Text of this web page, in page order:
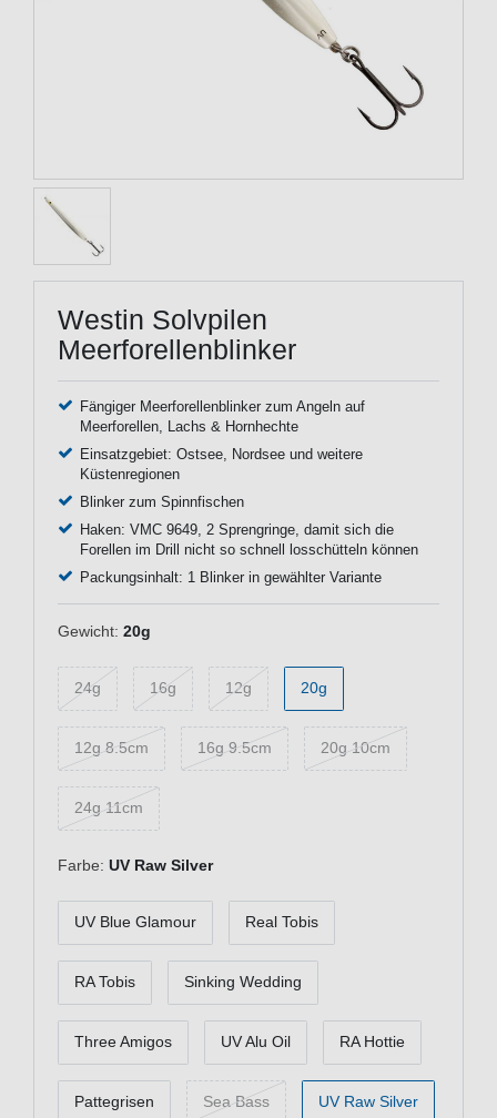
Westin Solvpilen
Meerforellenblinker
Fängiger Meerforellenblinker zum Angeln auf
Meerforellen, Lachs & Hornhechte
Einsatzgebiet: Ostsee, Nordsee und weitere
Küstenregionen
Blinker zum Spinnfischen
Haken: VMC 9649, 2 Sprengringe, damit sich die
Forellen im Drill nicht so schnell losschütteln können
Packungsinhalt: 1 Blinker in gewählter Variante
Gewicht: 20g
24g 16g 12g 20g
12g 8.5cm 16g 9.5cm 20g 10cm
24g 11cm
Farbe: UV Raw Silver
UV Blue Glamour Real Tobis
RA Tobis Sinking Wedding
Three Amigos UV Alu Oil RA Hottie
Pattegrisen Sea Bass UV Raw Silver